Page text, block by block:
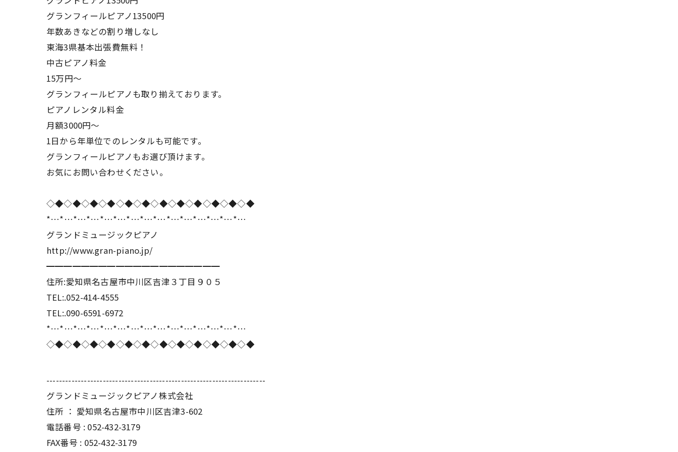
グランフィールピアノ13500円
年数あきなどの割り増しなし
東海3県基本出張費無料！
中古ピアノ料金
15万円〜
グランフィールピアノも取り揃えております。
ピアノレンタル料金
月額3000円〜
1日から年単位でのレンタルも可能です。
グランフィールピアノもお選び頂けます。
お気にお問い合わせください。
◇◆◇◆◇◆◇◆◇◆◇◆◇◆◇◆◇◆◇◆◇◆◇◆
*…*…*…*…*…*…*…*…*…*…*…*…*…*…*…
グランドミュージックピアノ
http://www.gran-piano.jp/
━━━━━━━━━━━━━━━━━━━━
住所:愛知県名古屋市中川区吉津３丁目９０５
TEL:.052-414-4555
TEL:.090-6591-6972
*…*…*…*…*…*…*…*…*…*…*…*…*…*…*…
◇◆◇◆◇◆◇◆◇◆◇◆◇◆◇◆◇◆◇◆◇◆◇◆
----------------------------------------------------------------------
グランドミュージックピアノ株式会社
住所 ： 愛知県名古屋市中川区吉津3-602
電話番号 : 052-432-3179
FAX番号 : 052-432-3179